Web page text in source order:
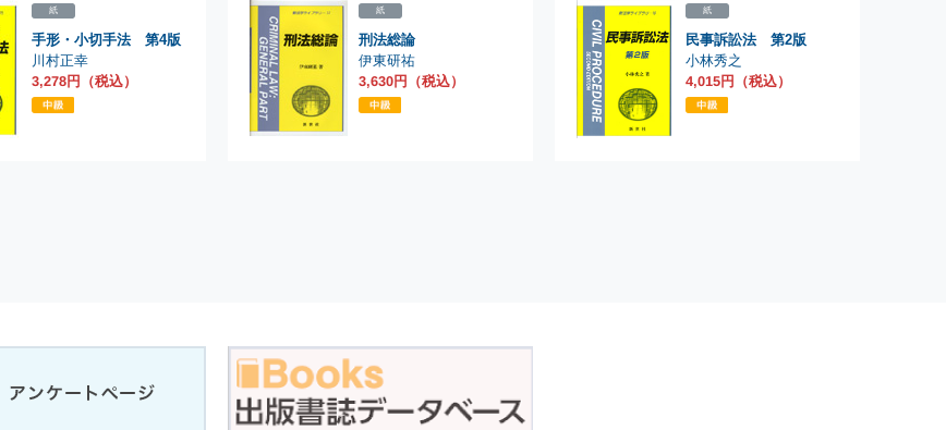
紙
手形・小切手法 第4版
川村正幸
3,278円（税込）
紙
刑法総論
伊東研祐
3,630円（税込）
紙
民事訴訟法 第2版
小林秀之
4,015円（税込）